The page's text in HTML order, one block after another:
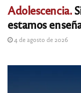
Adolescencia.
estamos
4 de agosto de 2026